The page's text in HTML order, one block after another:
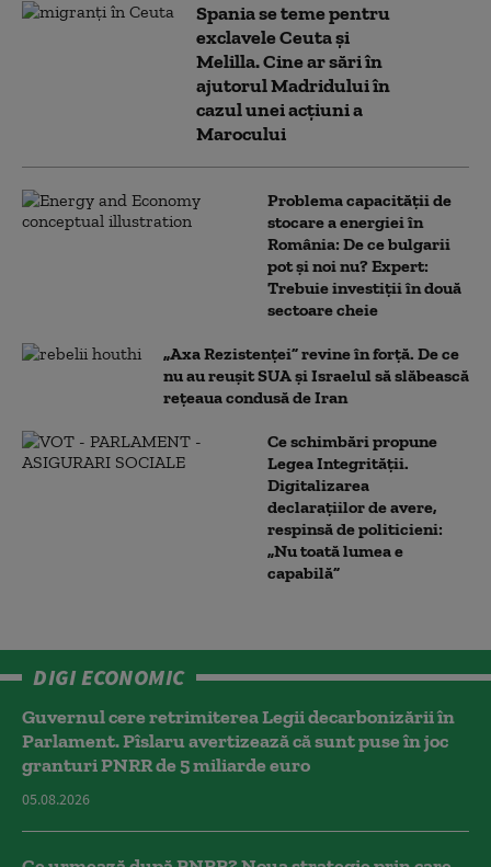
Spania se teme pentru
exclavele Ceuta și
Melilla. Cine ar sări în
ajutorul Madridului în
cazul unei acțiuni a
Marocului
Problema capacității de
stocare a energiei în
România: De ce bulgarii
pot și noi nu? Expert:
Trebuie investiții în două
sectoare cheie
„Axa Rezistenței” revine în forță. De ce
nu au reușit SUA și Israelul să slăbească
rețeaua condusă de Iran
Ce schimbări propune
Legea Integrității.
Digitalizarea
declarațiilor de avere,
respinsă de politicieni:
„Nu toată lumea e
capabilă”
DIGI ECONOMIC
Guvernul cere retrimiterea Legii decarbonizării în
Parlament. Pîslaru avertizează că sunt puse în joc
granturi PNRR de 5 miliarde euro
05.08.2026